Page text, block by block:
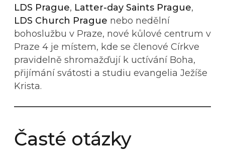
LDS Prague, Latter-day Saints Prague,
LDS Church Prague nebo nedělní
bohoslužbu v Praze, nové kůlové centrum v
Praze 4 je místem, kde se členové Církve
pravidelně shromažďují k uctívání Boha,
přijímání svátosti a studiu evangelia Ježíše
Krista.
Časté otázky